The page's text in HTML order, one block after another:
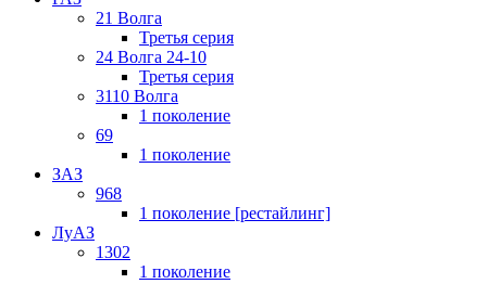
21 Волга
Третья серия
24 Волга 24-10
Третья серия
3110 Волга
1 поколение
69
1 поколение
ЗАЗ
968
1 поколение [рестайлинг]
ЛуАЗ
1302
1 поколение